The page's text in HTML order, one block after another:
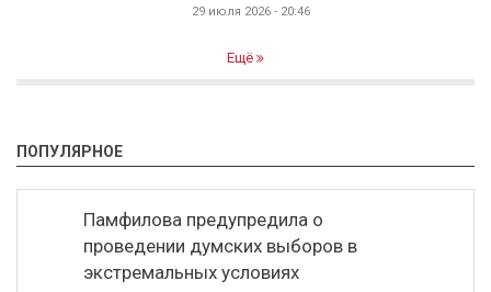
29 июля 2026 - 20:46
Ещё
ПОПУЛЯРНОЕ
Памфилова предупредила о
проведении думских выборов в
экстремальных условиях